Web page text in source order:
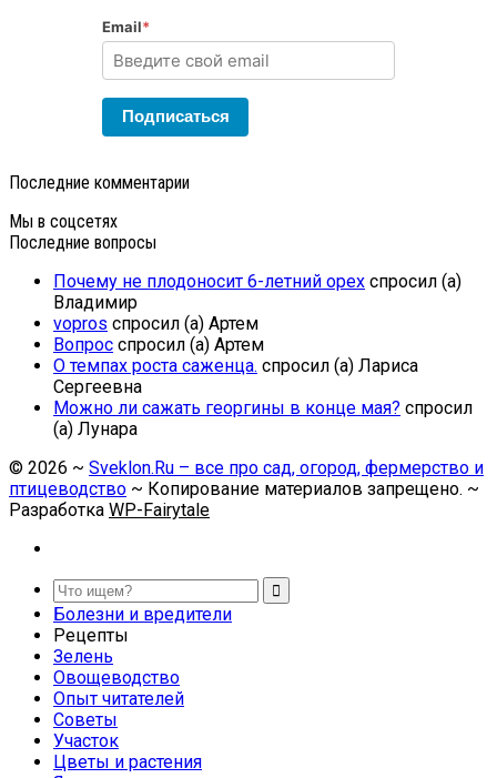
Email*
Подписаться
Последние комментарии
Мы в соцсетях
Последние вопросы
Почему не плодоносит 6-летний орех спросил (а)
Владимир
vopros спросил (а) Артем
Вопрос спросил (а) Артем
О темпах роста саженца. спросил (а) Лариса
Сергеевна
Можно ли сажать георгины в конце мая? спросил
(а) Лунара
© 2026 ~ Sveklon.Ru – все про сад, огород, фермерство и
птицеводство ~ Копирование материалов запрещено. ~
Разработка WP-Fairytale
Болезни и вредители
Рецепты
Зелень
Овощеводство
Опыт читателей
Советы
Участок
Цветы и растения